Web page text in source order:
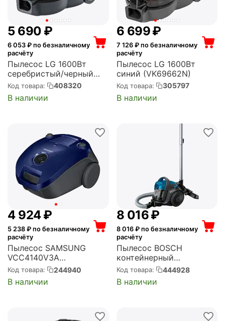
5 690 ₽
6 053 ₽ по безналичному
расчёту
Пылесос LG 1600Вт
серебристый/черный
(VC5316NNTS)
Код товара: 408320
В наличии
6 699₽
7 126₽ по безналичному
расчёту
Пылесос LG 1600Вт
синий (VK69662N)
Код товара: 305797
В наличии
4 924₽
5 238 ₽ по безналичному
расчёту
Пылесос SAMSUNG
VCC4140V3A
(VCC4140V3A/XEV)
Код товара: 244940
В наличии
8 016₽
8 016₽ по безналичному
расчёту
Пылесос BOSCH
контейнерный
(BGS05A220)
Код товара: 444928
В наличии